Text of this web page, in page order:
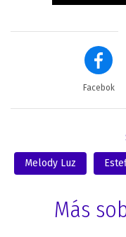
Facebok
Melody Luz
Más